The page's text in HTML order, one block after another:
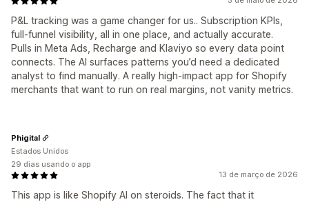
P&L tracking was a game changer for us.. Subscription KPIs,
full-funnel visibility, all in one place, and actually accurate.
Pulls in Meta Ads, Recharge and Klaviyo so every data point
connects. The AI surfaces patterns you’d need a dedicated
analyst to find manually. A really high-impact app for Shopify
merchants that want to run on real margins, not vanity metrics.
13 de março de 2026
This app is like Shopify AI on steroids. The fact that it
Phigital
Estados Unidos
29 dias usando o app